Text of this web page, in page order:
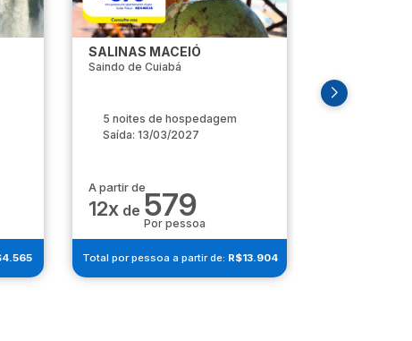
SALINAS MACEIÓ
Saindo de Cuiabá
5 noites de hospedagem
Saída: 13/03/2027
A partir de
12x de 579
Por pessoa
Total por pessoa a partir de: R$13.904